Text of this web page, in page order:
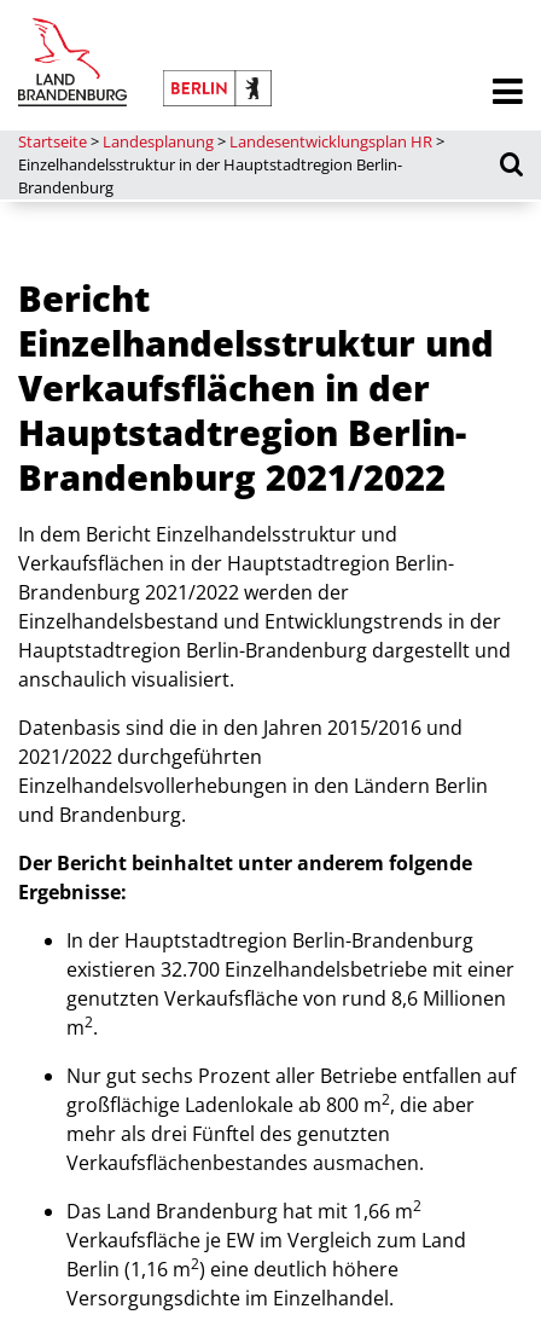
Startseite> Landesplanung> Landesentwicklungsplan HR>
Einzelhandelsstruktur in der Hauptstadtregion Berlin-
Brandenburg
Bericht
Einzelhandelsstruktur und
Verkaufsflächen in der
Hauptstadtregion Berlin-
Brandenburg 2021/2022
In dem Bericht Einzelhandelsstruktur und
Verkaufsflächen in der Hauptstadtregion Berlin-
Brandenburg 2021/2022 werden der
Einzelhandelsbestand und Entwicklungstrends in der
Hauptstadtregion Berlin-Brandenburg dargestellt und
anschaulich visualisiert.
Datenbasis sind die in den Jahren 2015/2016 und
2021/2022 durchgeführten
Einzelhandelsvollerhebungen in den Ländern Berlin
und Brandenburg.
Der Bericht beinhaltet unter anderem folgende
Ergebnisse:
In der Hauptstadtregion Berlin-Brandenburg
existieren 32.700 Einzelhandelsbetriebe mit einer
genutzten Verkaufsfläche von rund 8,6 Millionen
m2.
Nur gut sechs Prozent aller Betriebe entfallen auf
großflächige Ladenlokale ab 800 m2, die aber
mehr als drei Fünftel des genutzten
Verkaufsflächenbestandes ausmachen.
Das Land Brandenburg hat mit 1,66 m2
Verkaufsfläche je EW im Vergleich zum Land
Berlin (1,16 m2) eine deutlich höhere
Versorgungsdichte im Einzelhandel.